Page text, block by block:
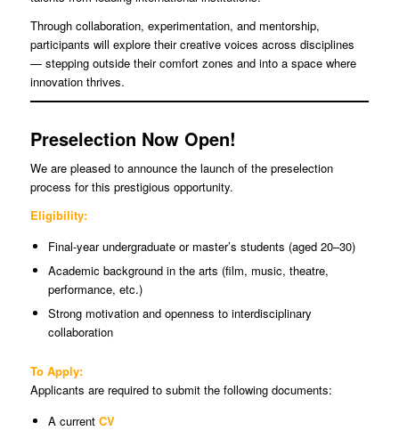
Through collaboration, experimentation, and mentorship,
participants will explore their creative voices across disciplines
— stepping outside their comfort zones and into a space where
innovation thrives.
Preselection Now Open!
We are pleased to announce the launch of the preselection
process for this prestigious opportunity.
Eligibility:
Final-year undergraduate or master’s students (aged 20–30)
Academic background in the arts (film, music, theatre,
performance, etc.)
Strong motivation and openness to interdisciplinary
collaboration
To Apply:
Applicants are required to submit the following documents:
A current CV